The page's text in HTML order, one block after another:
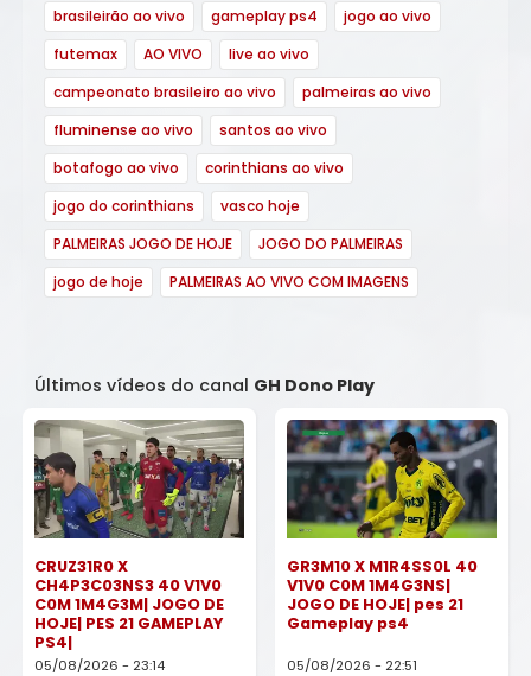
brasileirão ao vivo
gameplay ps4
jogo ao vivo
futemax
AO VIVO
live ao vivo
campeonato brasileiro ao vivo
palmeiras ao vivo
fluminense ao vivo
santos ao vivo
botafogo ao vivo
corinthians ao vivo
jogo do corinthians
vasco hoje
PALMEIRAS JOGO DE HOJE
JOGO DO PALMEIRAS
jogo de hoje
PALMEIRAS AO VIVO COM IMAGENS
Últimos vídeos do canal GH Dono Play
CRUZ31R0 X
CH4P3C03NS3 40 V1V0
C0M 1M4G3M| JOGO DE
HOJE| PES 21 GAMEPLAY
PS4|
05/08/2026 - 23:14
GR3M10 X M1R4SS0L 40
V1V0 C0M 1M4G3NS|
JOGO DE HOJE| pes 21
Gameplay ps4
05/08/2026 - 22:51